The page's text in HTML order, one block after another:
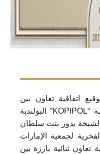
اتفاقية تعاون بين
“الإمارات لحقوق النسخ” ومنظمة “KOPIPOL” البولندية
بدور بنت سلطان
لجمعية الإمارات
تعاون ثنائية بارزة بين